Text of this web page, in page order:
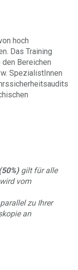
hoch
Das Training
Bereichen
SpezialistInnen
gilt für alle
vom
zu Ihrer
an